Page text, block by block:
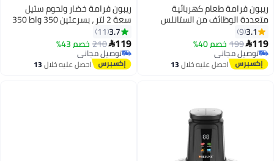
ريبون فرامة طعام كهربائية
متعددة الوظائف من الستانلس
ستيل 350 W RE-2-099
3.1
9
119
199 خصم 40%
توصيل مجاني
توصيل مجانياحصل عليه خلال13
ريبون فرامة خضار ولحوم ستيل
سعة 2 لتر ، بسرعتين 350 واط 350
W RE-2-099BL أزرق
3.7
11
119
210 خصم 43%
توصيل مجاني
توصيل مجانياحصل عليه خلال13